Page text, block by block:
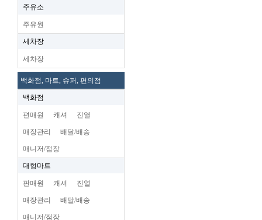
주유소
주유원
세차장
세차장
백화점, 마트, 슈퍼, 편의점
백화점
편매원 캐셔 진열
매장관리 배달/배송
매니저/점장
대형마트
판매원 캐셔 진열
매장관리 배달/배송
매니저/점장